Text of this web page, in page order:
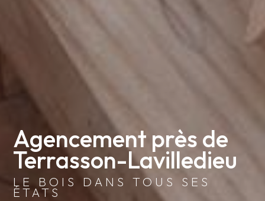
Agencement près de
Terrasson-Lavilledieu
LE BOIS DANS TOUS SES
ÉTATS